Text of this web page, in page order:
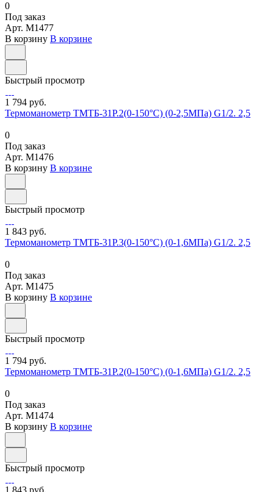
0
Под заказ
Арт. M1477
В корзину В корзине
Быстрый просмотр
1 794 руб.
Термоманометр ТМТБ-31Р.2(0-150°С) (0-2,5МПа) G1/2. 2,5
0
Под заказ
Арт. M1476
В корзину В корзине
Быстрый просмотр
1 843 руб.
Термоманометр ТМТБ-31Р.3(0-150°С) (0-1,6МПа) G1/2. 2,5
0
Под заказ
Арт. M1475
В корзину В корзине
Быстрый просмотр
1 794 руб.
Термоманометр ТМТБ-31Р.2(0-150°С) (0-1,6МПа) G1/2. 2,5
0
Под заказ
Арт. M1474
В корзину В корзине
Быстрый просмотр